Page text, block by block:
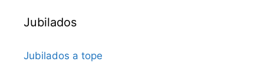
Jubilados
Jubilados a tope